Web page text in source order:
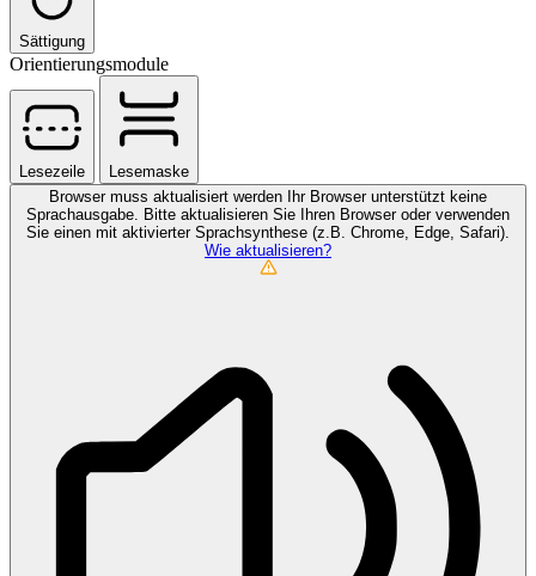
Sättigung
Orientierungsmodule
Lesezeile
Lesemaske
Browser muss aktualisiert werden Ihr Browser unterstützt keine
Sprachausgabe. Bitte aktualisieren Sie Ihren Browser oder verwenden
Sie einen mit aktivierter Sprachsynthese (z.B. Chrome, Edge, Safari).
Wie aktualisieren?